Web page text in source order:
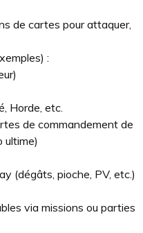
de cartes pour attaquer,
:
Horde, etc.
de commandement de
ultime)
(dégâts, pioche, PV, etc.)
via missions ou parties